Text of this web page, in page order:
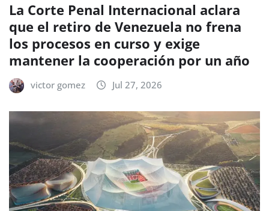
La Corte Penal Internacional aclara
que el retiro de Venezuela no frena
los procesos en curso y exige
mantener la cooperación por un año
victor gomez Jul 27, 2026